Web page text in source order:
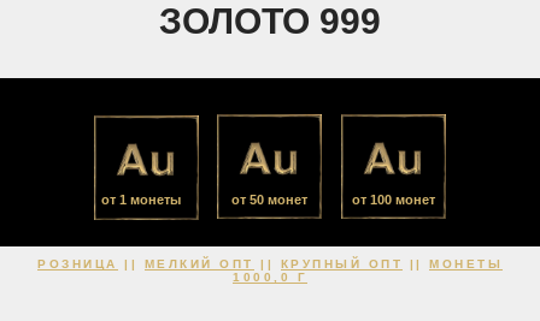
ЗОЛОТО 999
от 1 монеты от 50 монет от 100 монет
РОЗНИЦА || МЕЛКИЙ ОПТ || КРУПНЫЙ ОПТ || МОНЕТЫ
1000,0 Г